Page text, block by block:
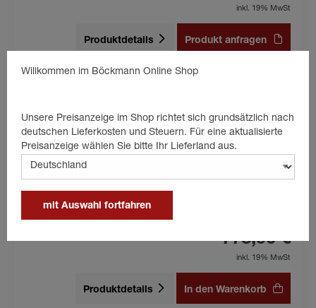
inkl. 19% MwSt
Produktdetails Produkt anfragen
Auffahrschiene Aluminium 2000
kg/Paar
2370 x 310 x 65 mm
778,90 €
inkl. 19% MwSt
Produktdetails In den Warenkorb
Willkommen im Böckmann Online Shop
Unsere Preisanzeige im Shop richtet sich grundsätzlich nach
deutschen Lieferkosten und Steuern. Für eine aktualisierte
Preisanzeige wählen Sie bitte Ihr Lieferland aus.
mit Auswahl fortfahren